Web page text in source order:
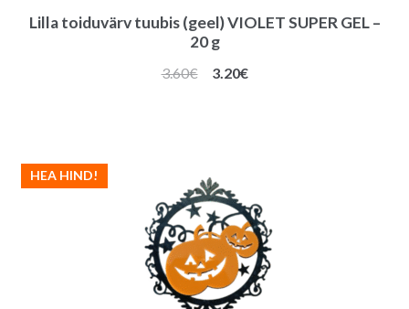
Lilla toiduvärv tuubis (geel) VIOLET SUPER GEL –
20 g
3.60€
Algne
3.20€Praegune
HEA HIND!